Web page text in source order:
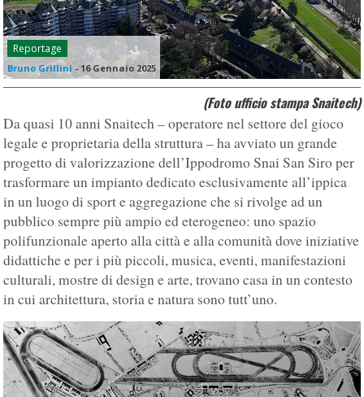
Reportage
Bruno Grillini- 16 Gennaio 2025
(Foto ufficio stampa Snaitech)
Da quasi 10 anni Snaitech – operatore nel settore del gioco
legale e proprietaria della struttura – ha avviato un grande
progetto di valorizzazione dell’Ippodromo Snai San Siro per
trasformare un impianto dedicato esclusivamente all’ippica
in un luogo di sport e aggregazione che si rivolge ad un
pubblico sempre più ampio ed eterogeneo: uno spazio
polifunzionale aperto alla città e alla comunità dove iniziative
didattiche e per i più piccoli, musica, eventi, manifestazioni
culturali, mostre di design e arte, trovano casa in un contesto
in cui architettura, storia e natura sono tutt’uno.